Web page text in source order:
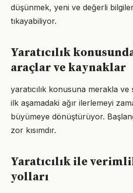
düşünmek, yeni ve değerli
tıkayabiliyor.
Yaratıcılık
araçlar ve kaynaklar
yaratıcılık konusuna merakla ve
ilk aşamadaki ağır ilerlemeyi
büyümeye dönüştürüyor.
zor kısımdır.
Yaratıcılık ile
yolları